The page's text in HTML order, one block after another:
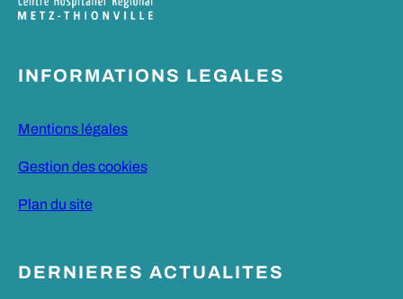
INFORMATIONS LEGALES
Mentions légales
Gestion des cookies
Plan du site
DERNIERES ACTUALITES